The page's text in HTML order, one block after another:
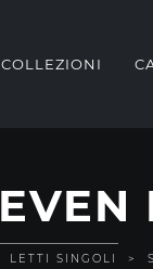
COLLEZIONI
LETTI SINGOLI >